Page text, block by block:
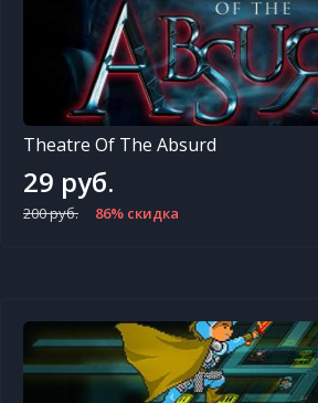
Theatre Of The Absurd
29 руб.
200 руб. 86% скидка